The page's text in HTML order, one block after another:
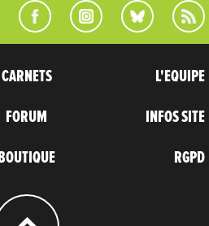
CARNETS
FORUM
BOUTIQUE
L'EQUIPE
INFOS SITE
RGPD